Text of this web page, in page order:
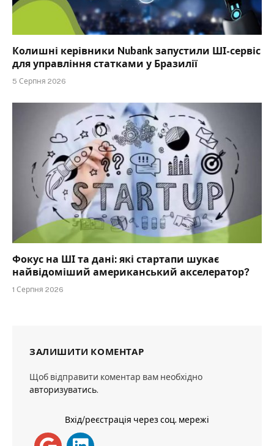
Колишні керівники Nubank запустили ШІ-сервіс
для управління статками у Бразилії
5 Серпня 2026
Фокус на ШІ та дані: які стартапи шукає
найвідоміший американський акселератор?
1 Серпня 2026
ЗАЛИШИТИ КОМЕНТАР
Щоб відправити коментар вам необхідно
авторизуватись.
Вхід/реєстрація через соц. мережі